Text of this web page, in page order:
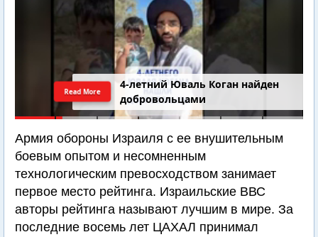
4-летний Юваль Коган найден
добровольцами
Read More
Армия обороны Израиля с ее внушительным
боевым опытом и несомненным
технологическим превосходством занимает
первое место рейтинга. Израильские ВВС
авторы рейтинга называют лучшим в мире. За
последние восемь лет ЦАХАЛ принимал